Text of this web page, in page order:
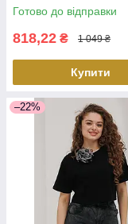
Готово до відправки
818,22 ₴ 1 049 ₴
Купити
–22%